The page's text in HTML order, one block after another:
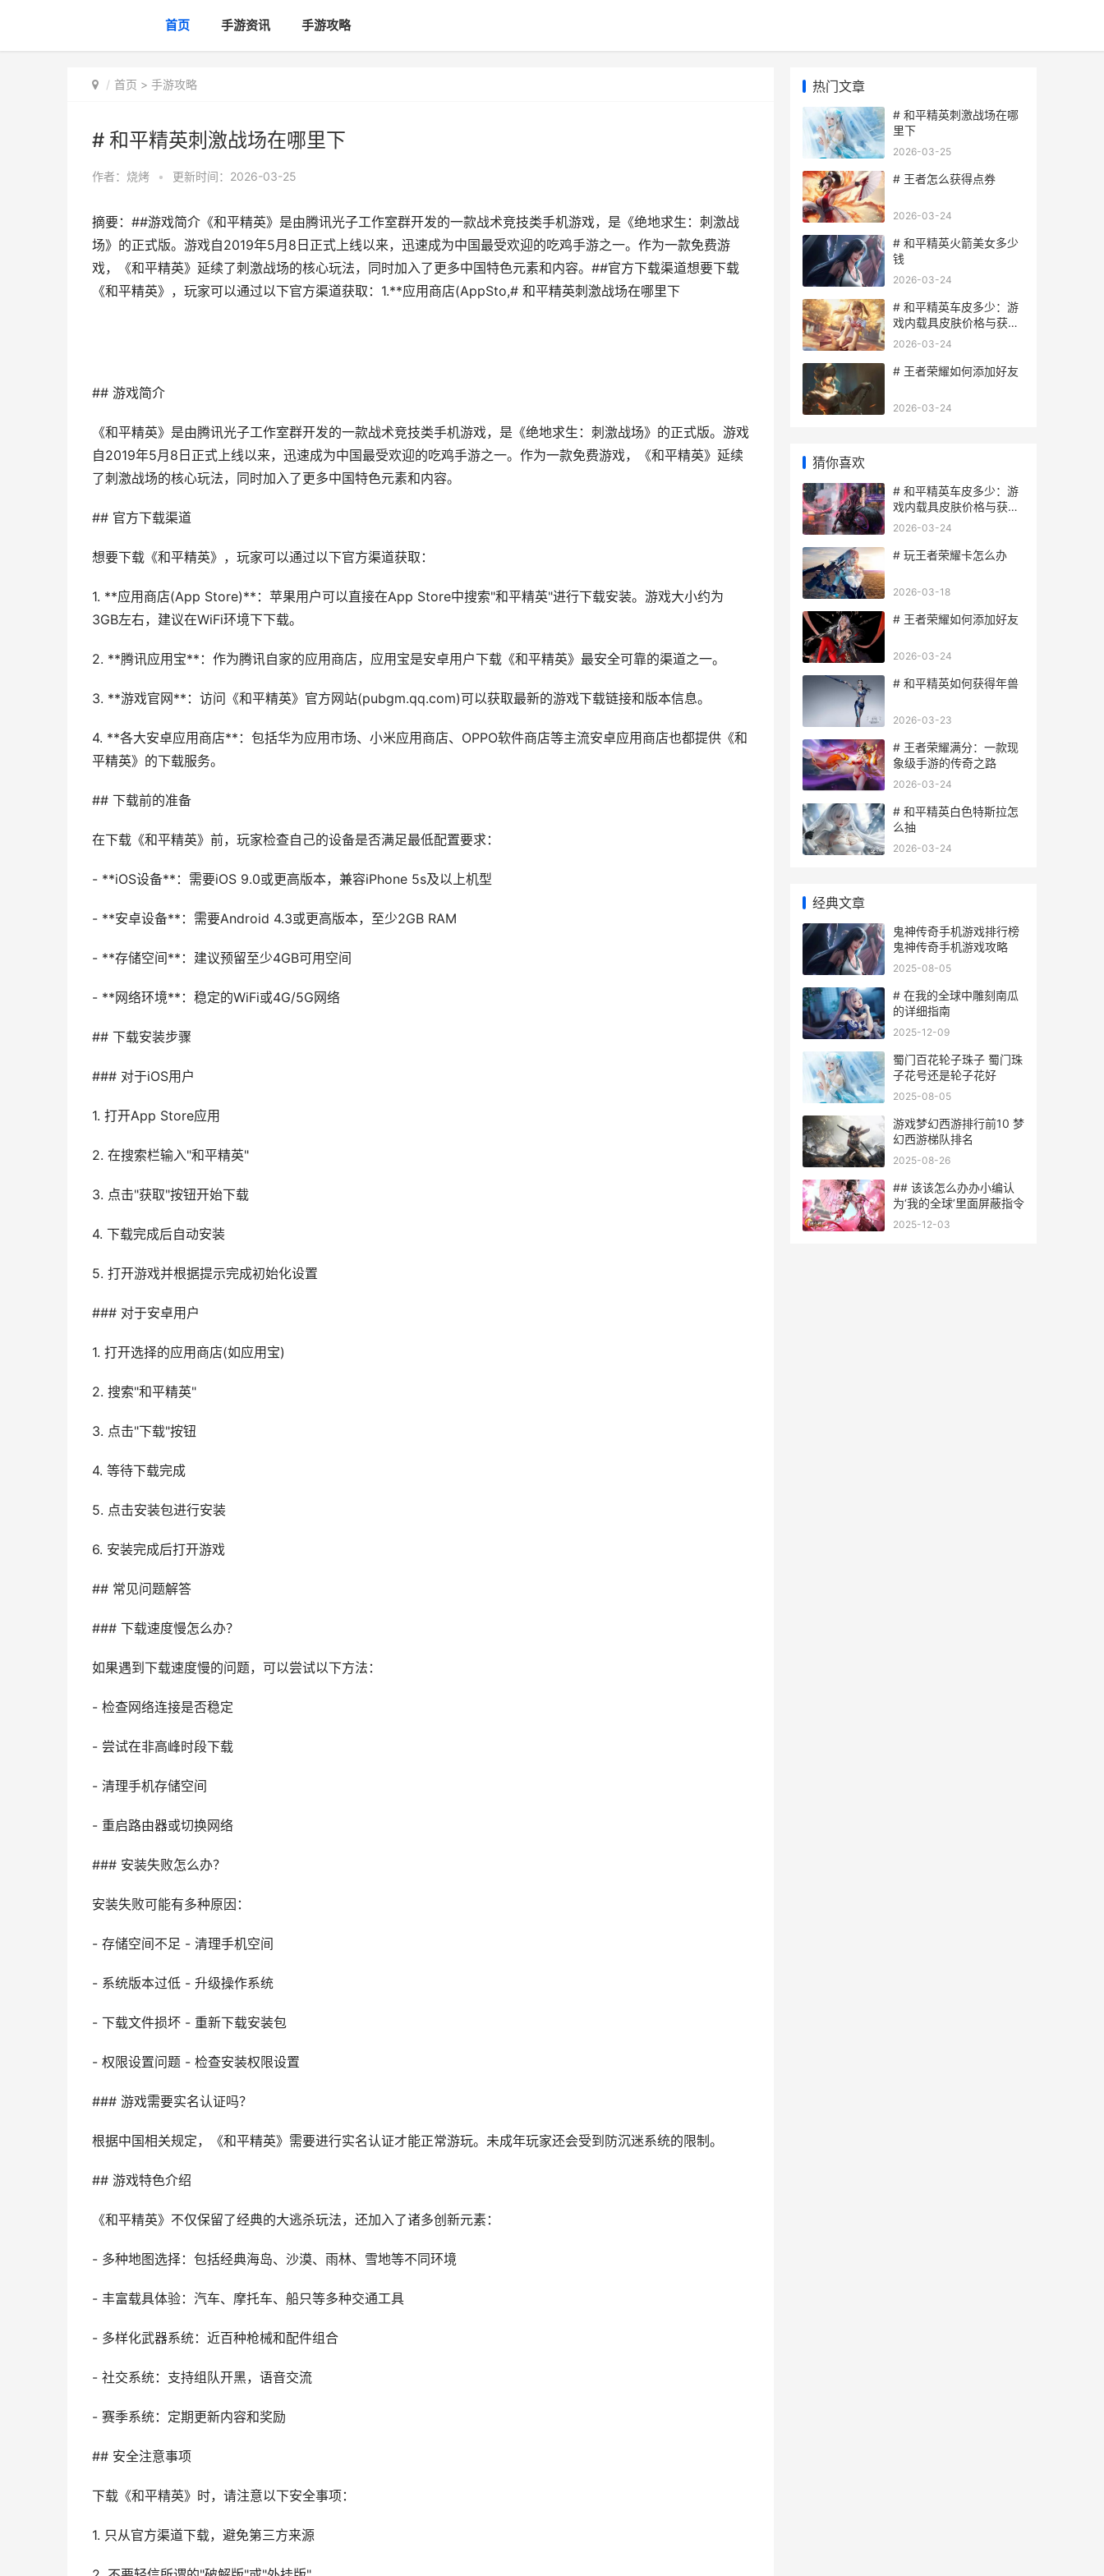
首页 手游资讯 手游攻略
首页 > 手游攻略
# 和平精英刺激战场在哪里下
作者： 烧烤 • 更新时间：2026-03-25
摘要：##游戏简介《和平精英》是由腾讯光子工作室群开发的一款战术竞技类手机游戏，是《绝地求生：刺激战
场》的正式版。游戏自2019年5月8日正式上线以来，迅速成为中国最受欢迎的吃鸡手游之一。作为一款免费游
戏，《和平精英》延续了刺激战场的核心玩法，同时加入了更多中国特色元素和内容。##官方下载渠道想要下载
《和平精英》，玩家可以通过以下官方渠道获取：1.**应用商店(AppSto,# 和平精英刺激战场在哪里下
## 游戏简介
《和平精英》是由腾讯光子工作室群开发的一款战术竞技类手机游戏，是《绝地求生：刺激战场》的正式版。游戏
自2019年5月8日正式上线以来，迅速成为中国最受欢迎的吃鸡手游之一。作为一款免费游戏，《和平精英》延续
了刺激战场的核心玩法，同时加入了更多中国特色元素和内容。
## 官方下载渠道
想要下载《和平精英》，玩家可以通过以下官方渠道获取：
1. **应用商店(App Store)**：苹果用户可以直接在App Store中搜索"和平精英"进行下载安装。游戏大小约为
3GB左右，建议在WiFi环境下下载。
2. **腾讯应用宝**：作为腾讯自家的应用商店，应用宝是安卓用户下载《和平精英》最安全可靠的渠道之一。
3. **游戏官网**：访问《和平精英》官方网站(pubgm.qq.com)可以获取最新的游戏下载链接和版本信息。
4. **各大安卓应用商店**：包括华为应用市场、小米应用商店、OPPO软件商店等主流安卓应用商店也都提供《和
平精英》的下载服务。
## 下载前的准备
在下载《和平精英》前，玩家检查自己的设备是否满足最低配置要求：
- **iOS设备**：需要iOS 9.0或更高版本，兼容iPhone 5s及以上机型
- **安卓设备**：需要Android 4.3或更高版本，至少2GB RAM
- **存储空间**：建议预留至少4GB可用空间
- **网络环境**：稳定的WiFi或4G/5G网络
## 下载安装步骤
### 对于iOS用户
1. 打开App Store应用
2. 在搜索栏输入"和平精英"
3. 点击"获取"按钮开始下载
4. 下载完成后自动安装
5. 打开游戏并根据提示完成初始化设置
### 对于安卓用户
1. 打开选择的应用商店(如应用宝)
2. 搜索"和平精英"
3. 点击"下载"按钮
4. 等待下载完成
5. 点击安装包进行安装
6. 安装完成后打开游戏
## 常见问题解答
### 下载速度慢怎么办？
如果遇到下载速度慢的问题，可以尝试以下方法：
- 检查网络连接是否稳定
- 尝试在非高峰时段下载
- 清理手机存储空间
- 重启路由器或切换网络
### 安装失败怎么办？
安装失败可能有多种原因：
- 存储空间不足 - 清理手机空间
- 系统版本过低 - 升级操作系统
- 下载文件损坏 - 重新下载安装包
- 权限设置问题 - 检查安装权限设置
### 游戏需要实名认证吗？
根据中国相关规定，《和平精英》需要进行实名认证才能正常游玩。未成年玩家还会受到防沉迷系统的限制。
## 游戏特色介绍
《和平精英》不仅保留了经典的大逃杀玩法，还加入了诸多创新元素：
- 多种地图选择：包括经典海岛、沙漠、雨林、雪地等不同环境
- 丰富载具体验：汽车、摩托车、船只等多种交通工具
- 多样化武器系统：近百种枪械和配件组合
- 社交系统：支持组队开黑，语音交流
- 赛季系统：定期更新内容和奖励
## 安全注意事项
下载《和平精英》时，请注意以下安全事项：
1. 只从官方渠道下载，避免第三方来源
热门文章
# 和平精英刺激战场在哪
里下
2026-03-25
# 王者怎么获得点券
2026-03-24
# 和平精英火箭美女多少
钱
2026-03-24
# 和平精英车皮多少：游
戏内载具皮肤价格与获取
方式详解
2026-03-24
# 王者荣耀如何添加好友
2026-03-24
猜你喜欢
# 和平精英车皮多少：游
戏内载具皮肤价格与获取
方式详解
2026-03-24
# 玩王者荣耀卡怎么办
2026-03-18
# 王者荣耀如何添加好友
2026-03-24
# 和平精英如何获得年兽
2026-03-23
# 王者荣耀满分：一款现
象级手游的传奇之路
2026-03-24
# 和平精英白色特斯拉怎
么抽
2026-03-24
经典文章
鬼神传奇手机游戏排行榜
鬼神传奇手机游戏攻略
2025-08-05
# 在我的全球中雕刻南瓜
的详细指南
2025-12-09
蜀门百花轮子珠子 蜀门珠
子花号还是轮子花好
2025-08-05
游戏梦幻西游排行前10 梦
幻西游梯队排名
2025-08-26
## 该该怎么办办小编认
为‘我的全球’里面屏蔽指令
2025-12-03